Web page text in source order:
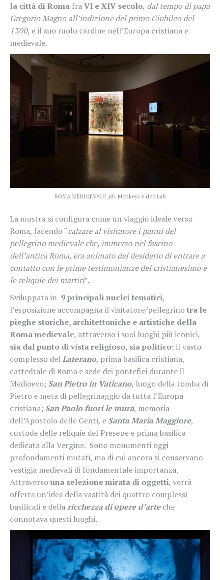
la città di Roma fraVI e XIV secolo, dal tempo di papa
Gregorio Magno all’indizione del primo Giubileo del
1300, e il suo ruolo cardine nell’Europa cristiana e
medievale.
ROMA MEDIOEVALE_ph. Monkeys video Lab
La mostra si configura come un viaggio ideale verso
Roma, facendo “calzare al visitatore i panni del
pellegrino medievale che, immerso nel fascino
dell’antica Roma, era animato dal desiderio di entrare a
contatto con le prime testimonianze del cristianesimo e
le reliquie dei martiri”.
Sviluppata in 9 principali nuclei tematici,
l’esposizione accompagna il visitatore/pellegrinotra le
pieghe storiche, architettoniche e artistiche della
Roma medievale, attraverso i suoi luoghi più iconici,
sia dal punto di vista religioso, sia politico: il vasto
complesso delLaterano, prima basilica cristiana,
cattedrale di Roma e sede dei pontefici durante il
Medioevo; San Pietro in Vaticano, luogo della tomba di
Pietro e meta di pellegrinaggio da tutta l’Europa
cristiana; San Paolo fuori le mura, memoria
dell’Apostolo delle Genti, e Santa Maria Maggiore,
custode delle reliquie del Presepe e prima basilica
dedicata alla Vergine. Sono monumenti oggi
profondamenti mutati, ma di cui ancora si conservano
vestigia medievali di fondamentale importanza.
Attraversouna selezione mirata di oggetti, verrà
offerta un’idea della vastità dei quattro complessi
basilicali e dellaricchezza di opere d’arteche
connotava questi luoghi.